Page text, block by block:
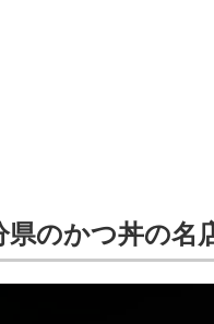
県のかつ丼の名